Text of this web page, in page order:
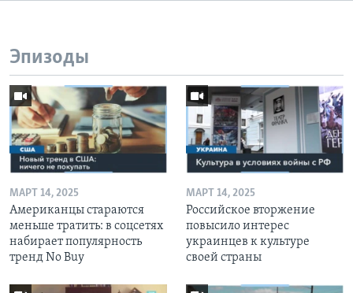
Эпизоды
МАРТ 14, 2025
Американцы стараются
меньше тратить: в соцсетях
набирает популярность
тренд No Buy
МАРТ 14, 2025
Российское вторжение
повысило интерес
украинцев к культуре
своей страны